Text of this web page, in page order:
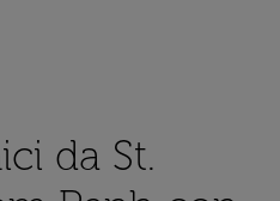
da St.